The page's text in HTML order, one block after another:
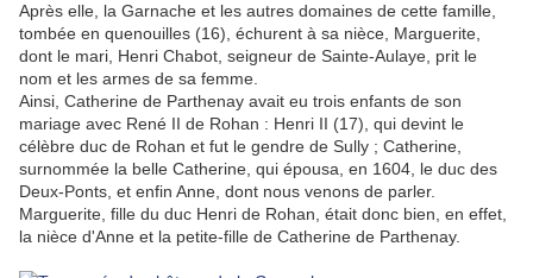
Après elle, la Garnache et les autres domaines de cette famille,
tombée en quenouilles (16), échurent à sa nièce, Marguerite,
dont le mari, Henri Chabot, seigneur de Sainte-Aulaye, prit le
nom et les armes de sa femme.
Ainsi, Catherine de Parthenay avait eu trois enfants de son
mariage avec René II de Rohan : Henri II (17), qui devint le
célèbre duc de Rohan et fut le gendre de Sully ; Catherine,
surnommée la belle Catherine, qui épousa, en 1604, le duc des
Deux-Ponts, et enfin Anne, dont nous venons de parler.
Marguerite, fille du duc Henri de Rohan, était donc bien, en effet,
la nièce d'Anne et la petite-fille de Catherine de Parthenay.